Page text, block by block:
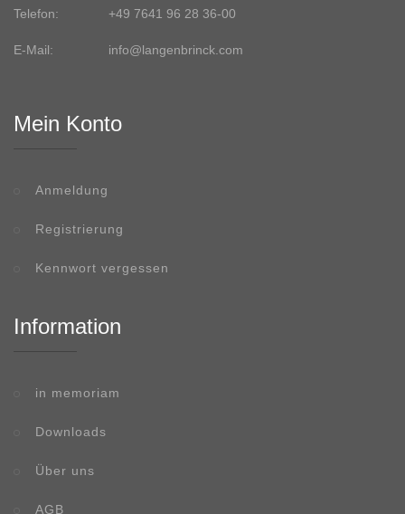
Telefon: +49 7641 96 28 36-00
E-Mail: info@langenbrinck.com
Mein Konto
Anmeldung
Registrierung
Kennwort vergessen
Information
in memoriam
Downloads
Über uns
AGB